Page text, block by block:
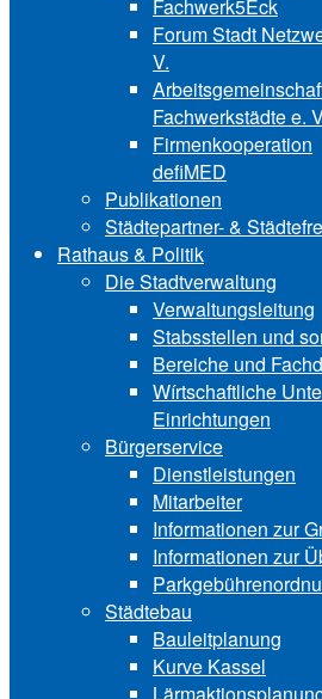
Fachwerk5Eck
Forum Stadt
V.
Fachwerkstädte e.
Firmenkooperation
defiMED
Publikationen
Städtepartner- &
Rathaus & Politik
Die Stadtverwaltung
Verwaltungsleitung
Stabsstellen und
Bereiche und
Wírtschaftliche
Einrichtungen
Bürgerservice
Dienstleistungen
Mitarbeiter
Informationen zur
Informationen zur
Städtebau
Bauleitplanung
Kurve Kassel